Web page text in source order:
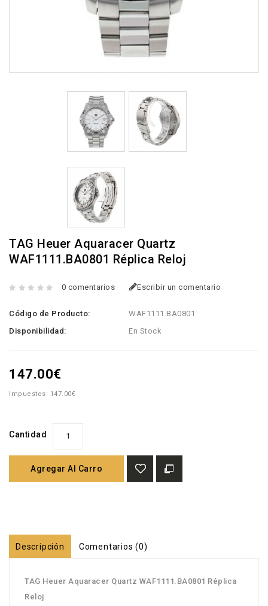
TAG Heuer Aquaracer Quartz
WAF1111.BA0801 Réplica Reloj
0 comentarios Escribir un comentario
Código de Producto:
WAF1111.BA0801
Disponibilidad:
En Stock
147.00€
Impuestos: 147.00€
Cantidad
Agregar Al Carro
Descripción Comentarios (0)
TAG Heuer Aquaracer Quartz WAF1111.BA0801 Réplica
Reloj